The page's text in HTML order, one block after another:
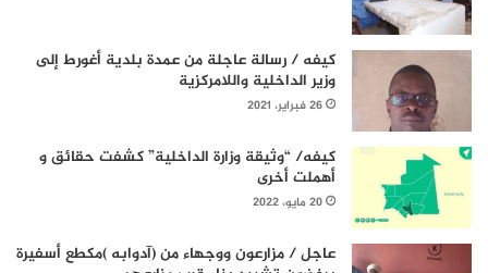
كيفه / رسالة عاجلة من عمدة بلدية أغورط إلى
وزير الداخلية واللامركزية
26 فبراير، 2021
كيفه/ “وثيقة وزارة الداخلية” كشفت حقائق و
أهملت أخرى
20 مايو، 2022
عاجل / مزارعون ووجهاء من (آدوابه )مكطع أسفيرة